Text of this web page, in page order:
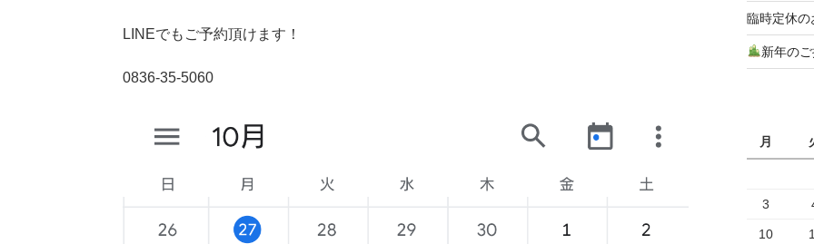
LINEでもご予約頂けます！
0836-35-5060
臨時定休の
新年の
月
3
10